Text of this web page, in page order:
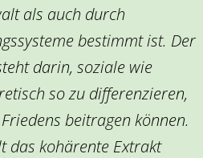
als auch durch
bestimmt ist. Der
darin, soziale wie
so zu differenzieren,
beitragen können.
das kohärente Extrakt